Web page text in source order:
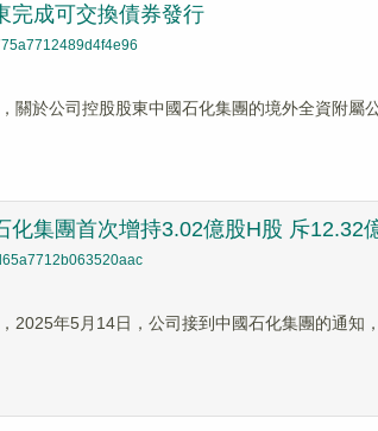
完成可交換債券發行
關於公司控股股東中國石化集團的境外全資附
集團首次增持3.02億股H股 斥12.32
2025年5月14日，公司接到中國石化集團的通知